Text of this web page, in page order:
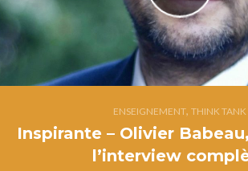
ENSEIGNEMENT, THINK TANK
Inspirante – Olivier
l’interview